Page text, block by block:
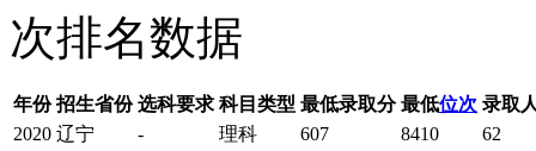
次排名数据
年份 招生省份 选科要求 科目类型 最低录取分 最低位次 录取
2020 辽宁 - 理科 607 8410
62